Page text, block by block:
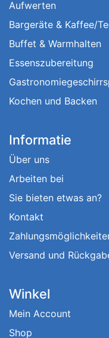
Aufwerten
Bargeräte & Kaffee/
Buffet & Warmhalten
Essenszubereitung
Kochen und Backen
Informatie
Über uns
Arbeiten bei
Sie bieten etwas an?
Kontakt
Versand und
Winkel
Mein Account
Shop